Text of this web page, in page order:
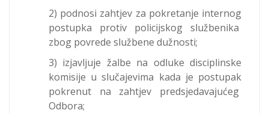
2) podnosi zahtjev za pokretanje internog
postupka protiv policijskog službenika
zbog povrede službene dužnosti;
3) izjavljuje žalbe na odluke disciplinske
komisije u slučajevima kada je postupak
pokrenut na zahtjev predsjedavajućeg
Odbora;